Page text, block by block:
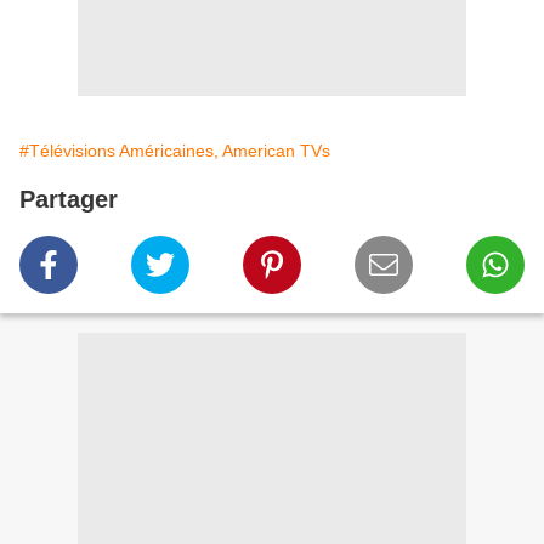
#Télévisions Américaines, American TVs
Partager